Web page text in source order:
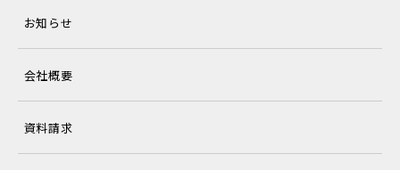
お知らせ
会社概要
資料請求